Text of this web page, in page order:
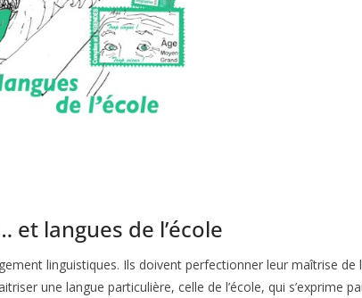
et langues de l’école
linguistiques. Ils doivent perfectionner leur maîtrise de
une langue particulière, celle de l’école, qui s’exprime